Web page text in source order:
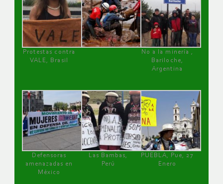
Protestas contra
VALE, Brasil
No a la minería ,
Bariloche,
Argentina
Defensoras
amenazadas en
México
Las Bambas,
Perú
PUEBLA, Pue, 27
Enero